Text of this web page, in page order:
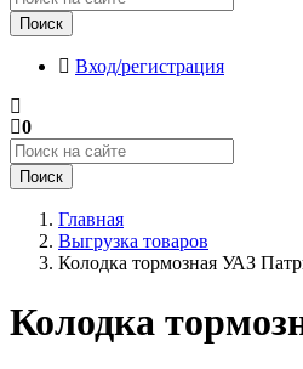
Поиск
Вход/регистрация
0
Поиск
Главная
Выгрузка товаров
Колодка тормозная УАЗ
Колодка